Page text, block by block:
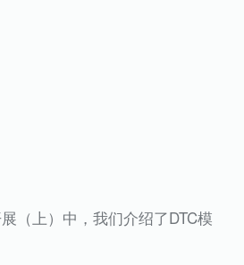
（上）中，我们介绍了DTC模